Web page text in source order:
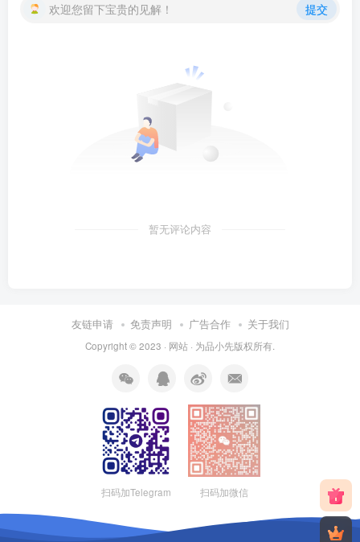
欢迎您留下宝贵的见解！ 提交
暂无评论内容
友链申请 免责声明 广告合作 关于我们
Copyright © 2023 · 网站 · 为品小先版权所有.
扫码加Telegram 扫码加微信